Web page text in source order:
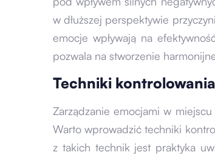
w dłuższej perspektywie
emocje wpływają na
pozwala na stworzenie
Techniki
Zarządzanie emocjami w
Warto wprowadzić techniki
z takich technik jest praktyka